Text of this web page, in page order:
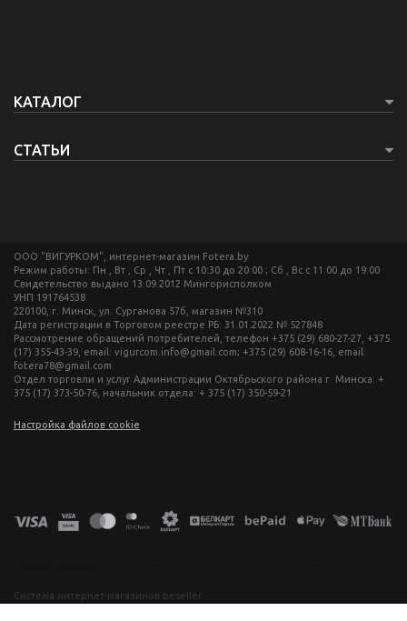
КАТАЛОГ
СТАТЬИ
ООО "ВИГУРКОМ", интернет-магазин Fotera.by
Режим работы: Пн , Вт , Ср , Чт , Пт c 10:30 до 20:00 ; Сб , Вс c 11:00 до 19:00
Свидетельство выдано 13.09.2012 Мингорисполком
УНП 191764538
220100, г. Минск, ул. Сурганова 57б, магазин №310
Дата регистрации в Торговом реестре РБ: 31.01.2022 № 527848
Рассмотрение обращений потребителей, телефон +375 (29) 680-27-27, +375
(17) 355-43-39, email: vigurcom.info@gmail.com; +375 (29) 608-16-16, email:
fotera78@gmail.com
Отдел торговли и услуг Администрации Октябрьского района г. Минска: +
375 (17) 373-50-76, начальник отдела: + 375 (17) 350-59-21
Настройка файлов cookie
Система интернет-магазинов beseller